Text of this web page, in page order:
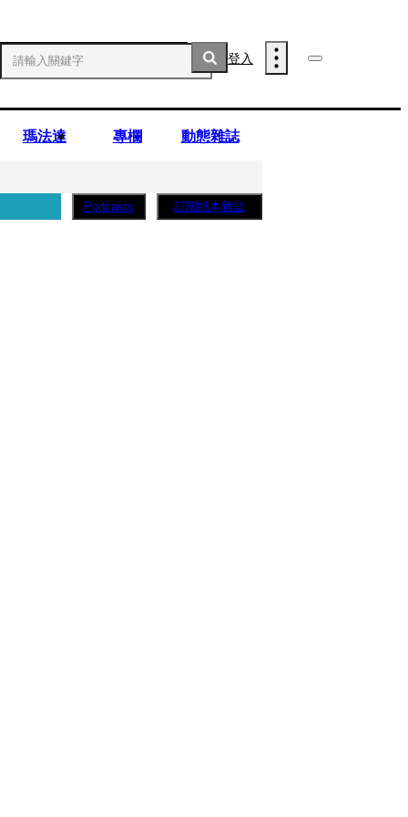
登入
瑪法達 專欄 動態雜誌
Podcasts 訂閱紙本雜誌